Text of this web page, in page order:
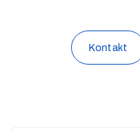
Kontakt